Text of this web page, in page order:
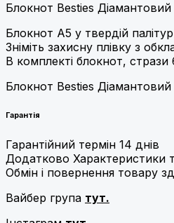
Блокнот Besties Діамантовий
Блокнот А5 у твердій
Зніміть захисну плівку з
В комплекті блокнот,
Блокнот Besties Діамантовий
Гарантія
Гарантійний термін 14 днів
Додатково Характеристики
Обмін і повернення товару
Вайбер група тут.